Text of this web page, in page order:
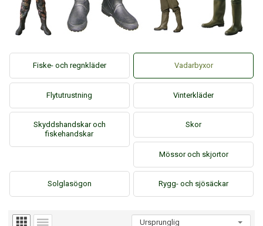
Fiske- och regnkläder Vadarbyxor
Flytutrustning Vinterkläder
Skyddshandskar och
fiskehandskar
Skor
Mössor och skjortor
Solglasögon Rygg- och sjösäckar